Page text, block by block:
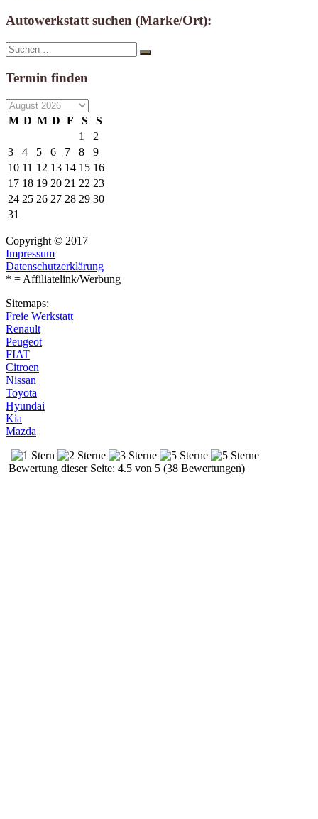
Autowerkstatt suchen (Marke/Ort):
Suche
nach:
Suchen
Termin finden
M D M D F S
S
1
2
3
4 5 6 7 8
9
10 11 12 13 14 15 16
17 18 19 20 21 22 23
24 25 26 27 28 29 30
31
Copyright © 2017
Impressum
Datenschutzerklärung
* = Affiliatelink/Werbung
Sitemaps:
Freie Werkstatt
Renault
Peugeot
FIAT
Citroen
Nissan
Toyota
Hyundai
Kia
Mazda
Bewertung dieser Seite: 4.5 von 5 (38 Bewertungen)